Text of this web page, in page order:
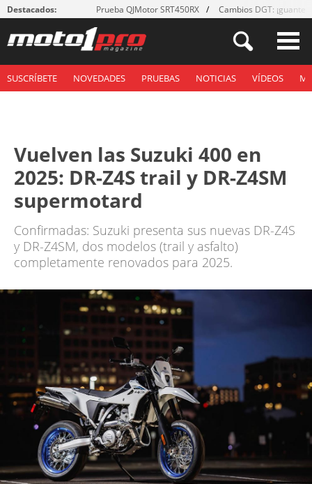
Destacados: Prueba QJMotor SRT450RX Cambios DGT: ¡guantes!
SUSCRÍBETE NOVEDADES PRUEBAS NOTICIAS VÍDEOS
Vuelven las Suzuki 400 en
2025: DR-Z4S trail y DR-Z4SM
supermotard
Confirmadas: Suzuki presenta sus nuevas DR-Z4S
y DR-Z4SM, dos modelos (trail y asfalto)
completamente renovados para 2025.